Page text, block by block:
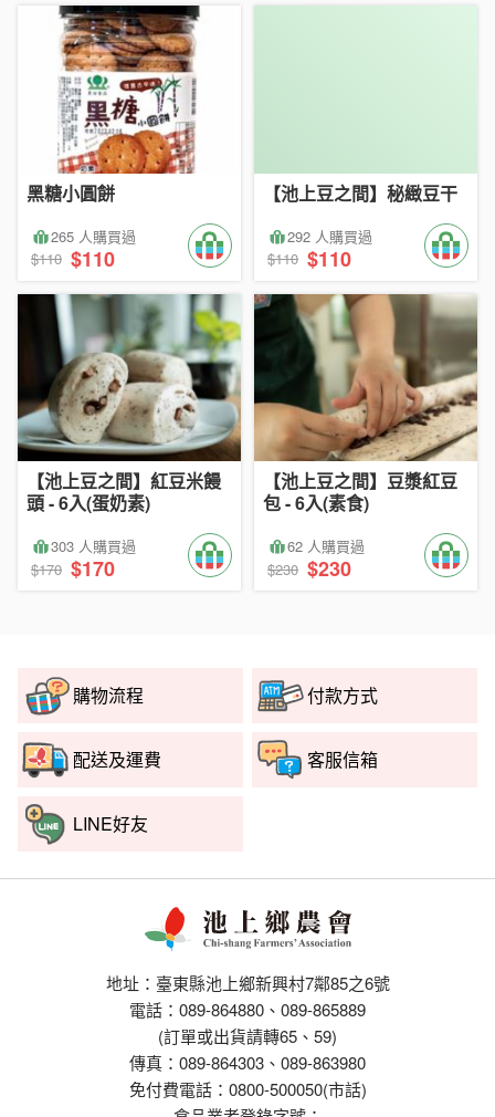
黑糖小圓餅
265 人購買過
$110 $110
【池上豆之間】秘緻豆干
292 人購買過
$110 $110
【池上豆之間】紅豆米饅
頭 - 6入(蛋奶素)
303 人購買過
$170 $170
【池上豆之間】豆漿紅豆
包 - 6入(素食)
62 人購買過
$230 $230
地址：臺東縣池上鄉新興村7鄰85之6號
電話：089-864880、089-865889
(訂單或出貨請轉65、59)
傳真：089-864303、089-863980
免付費電話：0800-500050(市話)
購物流程 付款方式
配送及運費 客服信箱
LINE好友